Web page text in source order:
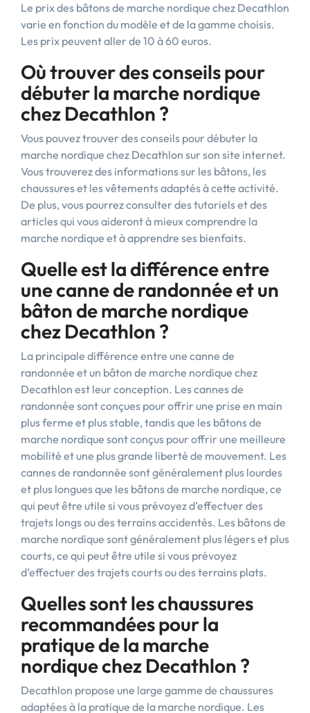
Le prix des bâtons de marche nordique chez Decathlon
varie en fonction du modèle et de la gamme choisis.
Les prix peuvent aller de 10 à 60 euros.
Où trouver des conseils pour
débuter la marche nordique
chez Decathlon ?
Vous pouvez trouver des conseils pour débuter la
marche nordique chez Decathlon sur son site internet.
Vous trouverez des informations sur les bâtons, les
chaussures et les vêtements adaptés à cette activité.
De plus, vous pourrez consulter des tutoriels et des
articles qui vous aideront à mieux comprendre la
marche nordique et à apprendre ses bienfaits.
Quelle est la différence entre
une canne de randonnée et un
bâton de marche nordique
chez Decathlon ?
La principale différence entre une canne de
randonnée et un bâton de marche nordique chez
Decathlon est leur conception. Les cannes de
randonnée sont conçues pour offrir une prise en main
plus ferme et plus stable, tandis que les bâtons de
marche nordique sont conçus pour offrir une meilleure
mobilité et une plus grande liberté de mouvement. Les
cannes de randonnée sont généralement plus lourdes
et plus longues que les bâtons de marche nordique, ce
qui peut être utile si vous prévoyez d’effectuer des
trajets longs ou des terrains accidentés. Les bâtons de
marche nordique sont généralement plus légers et plus
courts, ce qui peut être utile si vous prévoyez
d’effectuer des trajets courts ou des terrains plats.
Quelles sont les chaussures
recommandées pour la
pratique de la marche
nordique chez Decathlon ?
Decathlon propose une large gamme de chaussures
adaptées à la pratique de la marche nordique. Les